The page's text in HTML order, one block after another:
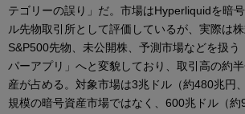
テゴリーの誤り」だ。市場はHyperliquidを暗
ル先物取引所として評価しているが、実際は株
S&P500先物、未公開株、予測市場などを扱う
パーアプリ」へと変貌しており、取引高の約
産が占める。対象市場は3兆ドル（約480兆円
規模の暗号資産市場ではなく、600兆ドル（